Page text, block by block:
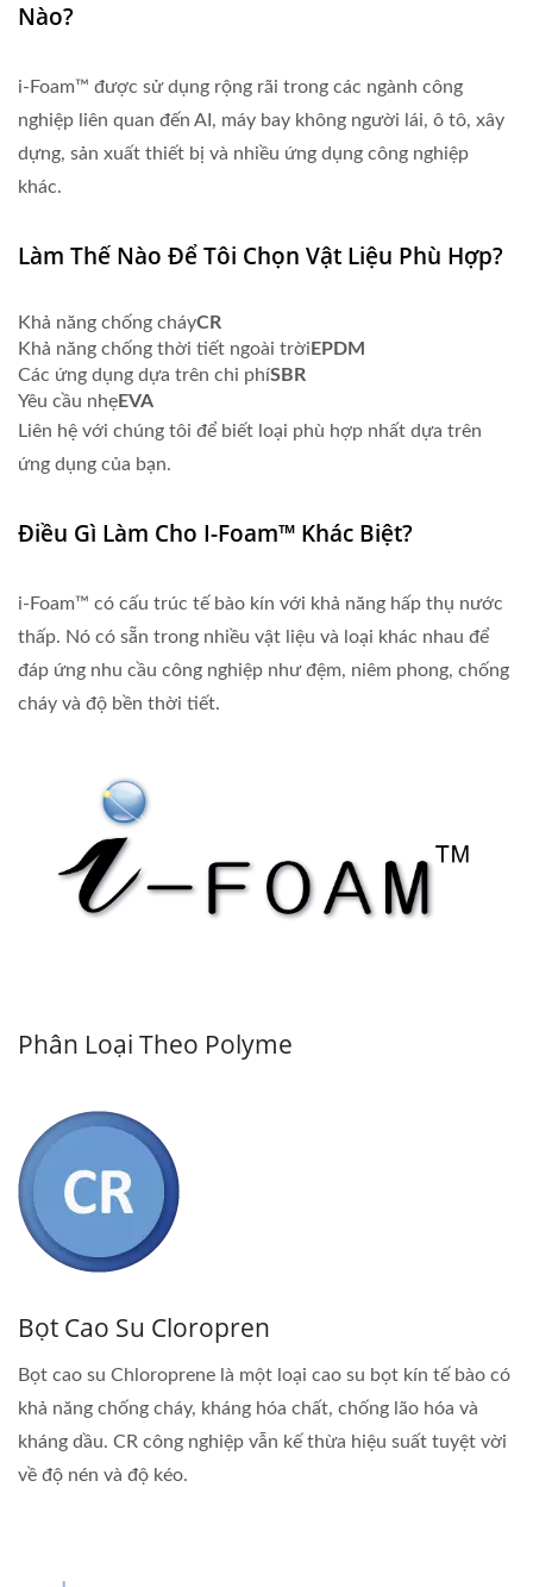
Nào?
i-Foam™ được sử dụng rộng rãi trong các ngành công
nghiệp liên quan đến AI, máy bay không người lái, ô tô, xây
dựng, sản xuất thiết bị và nhiều ứng dụng công nghiệp
khác.
Làm Thế Nào Để Tôi Chọn Vật Liệu Phù Hợp?
Khả năng chống cháyCR
Khả năng chống thời tiết ngoài trời EPDM
Các ứng dụng dựa trên chi phíSBR
Yêu cầu nhẹEVA
Liên hệ với chúng tôi để biết loại phù hợp nhất dựa trên
ứng dụng của bạn.
Điều Gì Làm Cho I-Foam™ Khác Biệt?
i-Foam™ có cấu trúc tế bào kín với khả năng hấp thụ nước
thấp. Nó có sẵn trong nhiều vật liệu và loại khác nhau để
đáp ứng nhu cầu công nghiệp như đệm, niêm phong, chống
cháy và độ bền thời tiết.
Phân Loại Theo Polyme
Bọt Cao Su Cloropren
Bọt cao su Chloroprene là một loại cao su bọt kín tế bào có
khả năng chống cháy, kháng hóa chất, chống lão hóa và
kháng dầu. CR công nghiệp vẫn kế thừa hiệu suất tuyệt vời
về độ nén và độ kéo.